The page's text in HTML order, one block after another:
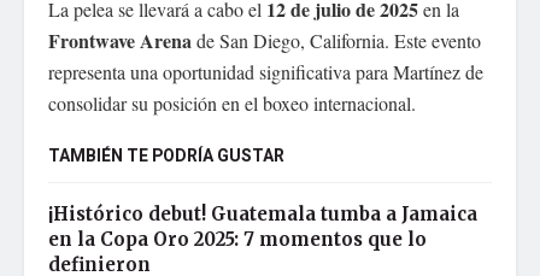
La pelea se llevará a cabo el 12 de julio de 2025en la
Frontwave Arenade San Diego, California. Este evento
representa una oportunidad significativa para Martínez de
consolidar su posición en el boxeo internacional.
TAMBIÉN TE PODRÍA GUSTAR
¡Histórico debut! Guatemala tumba a Jamaica
en la Copa Oro 2025: 7 momentos que lo
definieron